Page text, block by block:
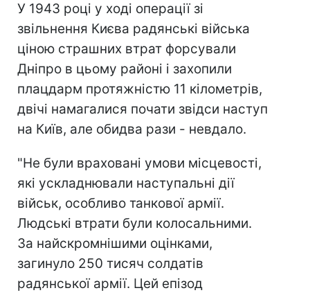
У 1943 році у ході операції зі
звільнення Києва радянські війська
ціною страшних втрат форсували
Дніпро в цьому районі і захопили
плацдарм протяжністю 11 кілометрів,
двічі намагалися почати звідси наступ
на Київ, але обидва рази - невдало.
"Не були враховані умови місцевості,
які ускладнювали наступальні дії
військ, особливо танкової армії.
Людські втрати були колосальними.
За найскромнішими оцінками,
загинуло 250 тисяч солдатів
радянської армії. Цей епізод